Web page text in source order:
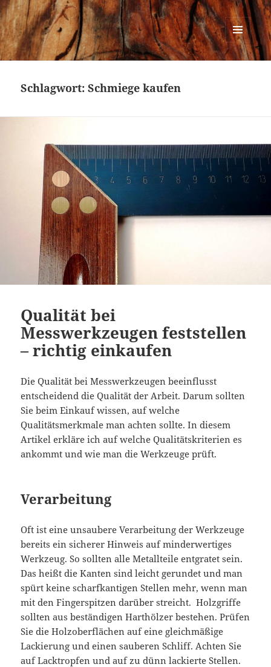
Urban Woodworking
MENÜ
UND
Schlagwort:Schmiege kaufen
Qualität bei
Messwerkzeugen feststellen
– richtig einkaufen
Die Qualität bei Messwerkzeugen beeinflusst
entscheidend die Qualität der Arbeit. Darum sollten
Sie beim Einkauf wissen, auf welche
Qualitätsmerkmale man achten sollte. In diesem
Artikel erkläre ich auf welche Qualitätskriterien es
ankommt und wie man die Werkzeuge prüft.
Verarbeitung
Oft ist eine unsaubere Verarbeitung der Werkzeuge
bereits ein sicherer Hinweis auf minderwertiges
Werkzeug. So sollten alle Metallteile entgratet sein.
Das heißt die Kanten sind leicht gerundet und man
spürt keine scharfkantigen Stellen mehr, wenn man
mit den Fingerspitzen darüber streicht. Holzgriffe
sollten aus beständigen Harthölzer bestehen. Prüfen
Sie die Holzoberflächen auf eine gleichmäßige
Lackierung und einen sauberen Schliff. Achten Sie
auf Lacktropfen und auf zu dünn lackierte Stellen.